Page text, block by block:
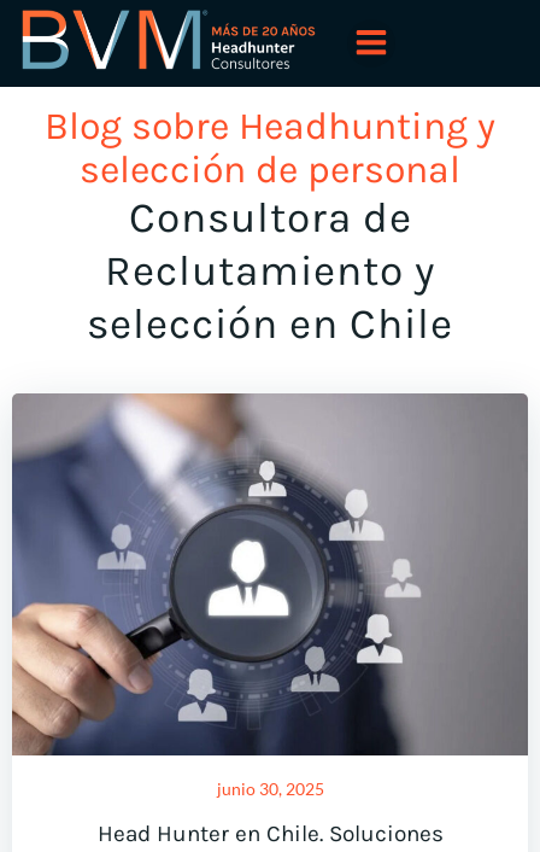
al
contenido
Blog sobre Headhunting y
selección de personal
Consultora de
Reclutamiento y
selección en Chile
junio 30, 2025
Head Hunter en Chile. Soluciones